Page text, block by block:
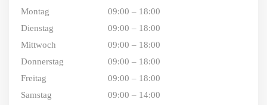
Montag
09:00 – 18:00
Dienstag
09:00 – 18:00
Mittwoch
09:00 – 18:00
Donnerstag
09:00 – 18:00
Freitag
09:00 – 18:00
Samstag
09:00 – 14:00